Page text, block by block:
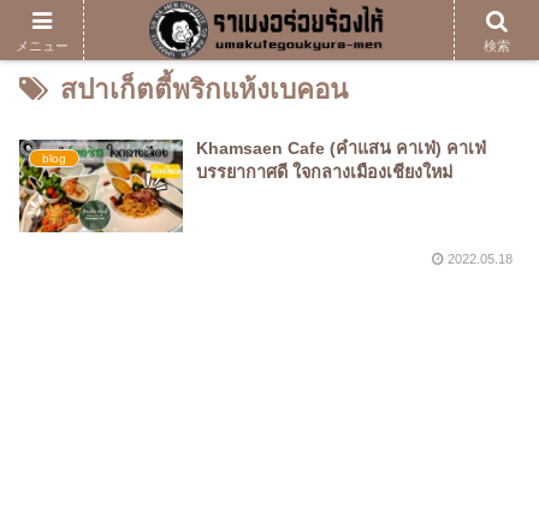
สปาเก็ตตี้พริกแห้งเบคอน
blog
Khamsaen Cafe (คำแสน คาเฟ่) คาเฟ่
บรรยากาศดี ใจกลางเมืองเชียงใหม่
2022.05.18
メニュー 検索